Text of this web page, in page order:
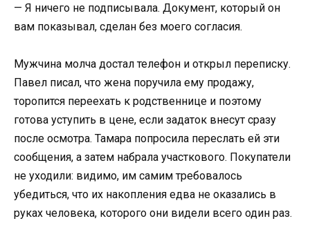
— Я ничего не подписывала. Документ, который он
вам показывал, сделан без моего согласия.
Мужчина молча достал телефон и открыл переписку.
Павел писал, что жена поручила ему продажу,
торопится переехать к родственнице и поэтому
готова уступить в цене, если задаток внесут сразу
после осмотра. Тамара попросила переслать ей эти
сообщения, а затем набрала участкового. Покупатели
не уходили: видимо, им самим требовалось
убедиться, что их накопления едва не оказались в
руках человека, которого они видели всего один раз.